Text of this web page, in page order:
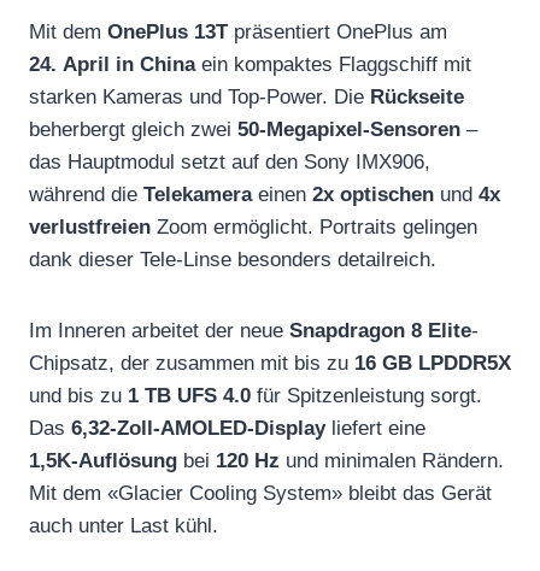
Mit dem OnePlus 13Tpräsentiert OnePlus am
24. April in Chinaein kompaktes Flaggschiff mit
starken Kameras und Top‑Power. Die Rückseite
beherbergt gleich zwei 50‑Megapixel‑Sensoren –
das Hauptmodul setzt auf den Sony IMX906,
während die Telekameraeinen 2x optischen und 4x
verlustfreien Zoom ermöglicht. Portraits gelingen
dank dieser Tele‑Linse besonders detailreich.
Im Inneren arbeitet der neue Snapdragon 8 Elite-
Chipsatz, der zusammen mit bis zu 16 GB LPDDR5X
und bis zu 1 TB UFS 4.0 für Spitzenleistung sorgt.
Das 6,32‑Zoll‑AMOLED‑Displayliefert eine
1,5K‑Auflösung bei 120 Hz und minimalen Rändern.
Mit dem «Glacier Cooling System» bleibt das Gerät
auch unter Last kühl.